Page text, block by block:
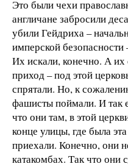
Это были чехи
англичане забросили
убили Гейдриха –
имперской
Их искали, конечно. А
приход – под этой
спрятали. Но, к
фашисты поймали. И так
что они там, в этой
конце улицы, где была
приехали. Конечно, они
катакомбах. Так что они